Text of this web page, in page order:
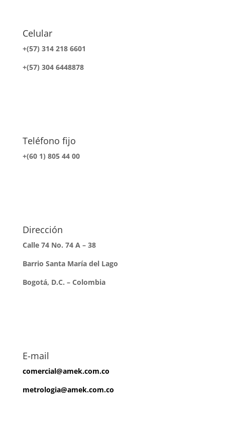
Celular
+(57) 314 218 6601
+(57) 304 6448878
Teléfono fijo
+(60 1) 805 44 00
Dirección
Calle 74 No. 74 A – 38
Barrio Santa María del Lago
Bogotá, D.C. – Colombia
E-mail
comercial@amek.com.co
metrologia@amek.com.co